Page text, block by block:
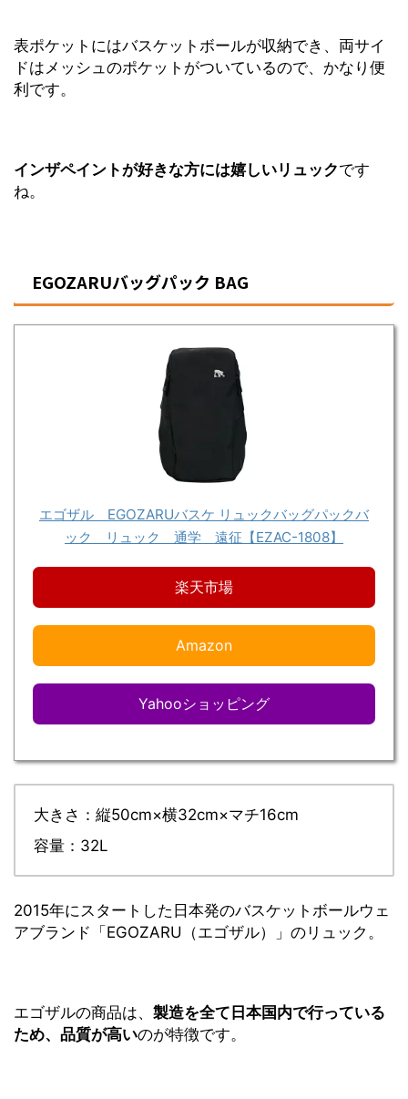
表ポケットにはバスケットボールが収納でき、両サイ
ドはメッシュのポケットがついているので、かなり便
利です。
インザペイントが好きな方には嬉しいリュックです
ね。
EGOZARUバッグパック BAG
エゴザル EGOZARUバスケ リュックバッグパックバ
ック リュック 通学 遠征【EZAC-1808】
楽天市場
Amazon
Yahooショッピング
大きさ：縦50cm×横32cm×マチ16cm
容量：32L
2015年にスタートした日本発のバスケットボールウェ
アブランド「EGOZARU（エゴザル）」のリュック。
エゴザルの商品は、 製造を全て日本国内で行っている
ため、品質が高いのが特徴です。